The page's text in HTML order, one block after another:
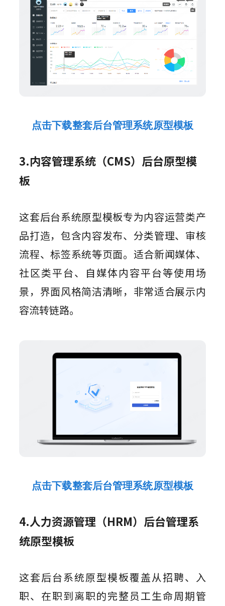
点击下载整套后台管理系统原型模板
3.内容管理系统（CMS）后台原型模
板
这套后台系统原型模板专为内容运营类产
品打造，包含内容发布、分类管理、审核
流程、标签系统等页面。适合新闻媒体、
社区类平台、自媒体内容平台等使用场
景，界面风格简洁清晰，非常适合展示内
容流转链路。
点击下载整套后台管理系统原型模板
4.人力资源管理（HRM）后台管理系
统原型模板
这套后台系统原型模板覆盖从招聘、入
职、在职到离职的完整员工生命周期管